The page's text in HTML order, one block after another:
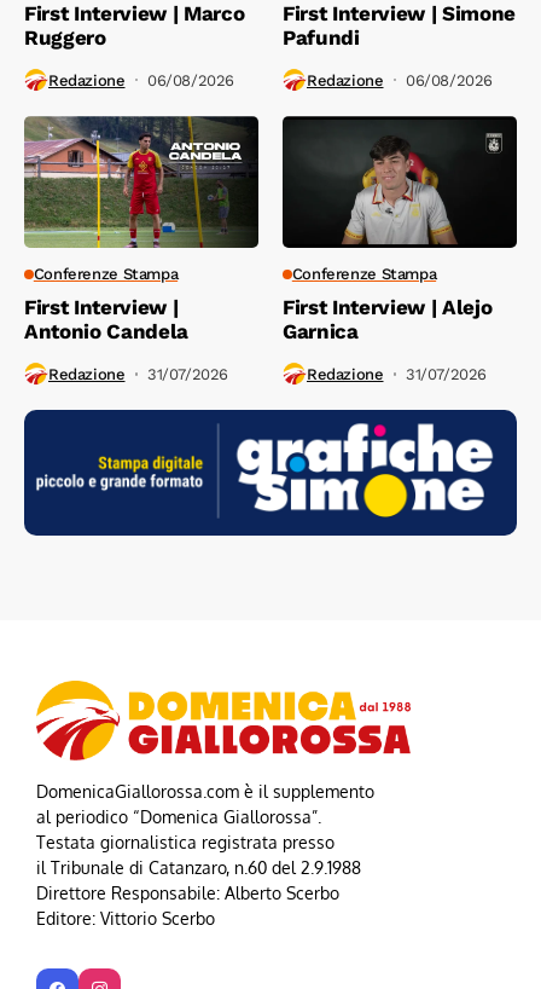
First Interview | Marco
Ruggero
Redazione 06/08/2026
First Interview | Simone
Pafundi
Redazione 06/08/2026
Conferenze Stampa
First Interview |
Antonio Candela
Redazione 31/07/2026
Conferenze Stampa
First Interview | Alejo
Garnica
Redazione 31/07/2026
DomenicaGiallorossa.com è il supplemento
al periodico “Domenica Giallorossa”.
Testata giornalistica registrata presso
il Tribunale di Catanzaro, n.60 del 2.9.1988
Direttore Responsabile: Alberto Scerbo
Editore: Vittorio Scerbo